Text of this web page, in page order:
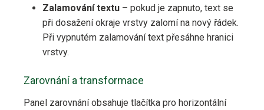
Zalamování textu – pokud je zapnuto, text se
při dosažení okraje vrstvy zalomí na nový řádek.
Při vypnutém zalamování text přesáhne hranici
vrstvy.
Zarovnání a transformace
Panel zarovnání obsahuje tlačítka pro horizontální